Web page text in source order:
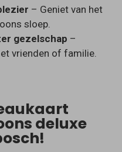
– Geniet van het
sloep.
gezelschap –
vrienden of familie.
deluxe